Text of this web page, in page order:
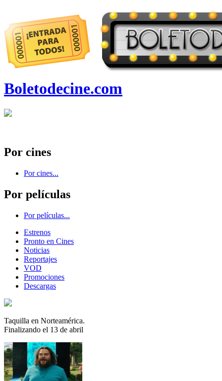
Boletodecine.com
Por cines
Por cines...
Por películas
Por películas...
Estrenos
Pronto en Cines
Noticias
Reportajes
VOD
Promociones
Descargas
Taquilla en Norteamérica.
Finalizando el 13 de abril